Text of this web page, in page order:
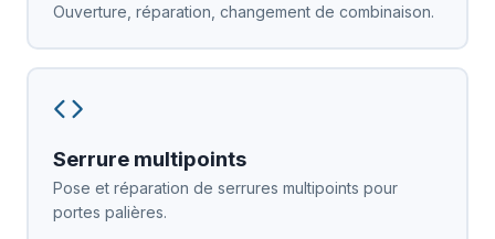
Ouverture, réparation, changement de combinaison.
Serrure multipoints
Pose et réparation de serrures multipoints pour
portes palières.